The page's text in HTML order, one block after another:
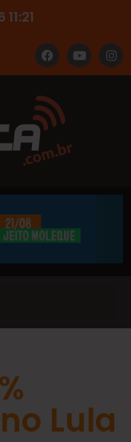
Lula